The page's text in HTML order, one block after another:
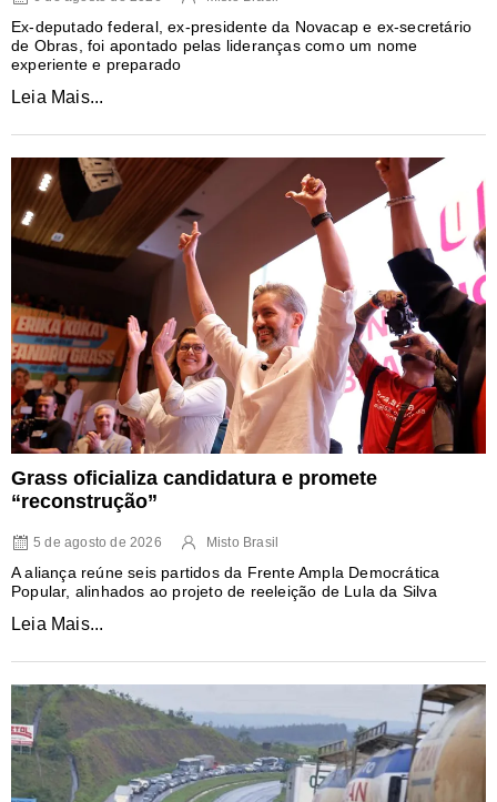
Ex-deputado federal, ex-presidente da Novacap e ex-secretário
de Obras, foi apontado pelas lideranças como um nome
experiente e preparado
Leia Mais...
Grass oficializa candidatura e promete
“reconstrução”
5 de agosto de 2026 Misto Brasil
A aliança reúne seis partidos da Frente Ampla Democrática
Popular, alinhados ao projeto de reeleição de Lula da Silva
Leia Mais...